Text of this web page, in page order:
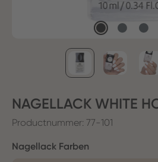
NAGELLACK WHITE
Productnummer: 77-101
Selecteer
Nagellack Farben